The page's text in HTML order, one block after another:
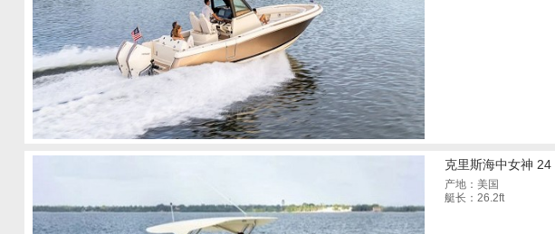
克里斯海中女神 24
产地：美国
艇长：26.2ft